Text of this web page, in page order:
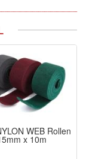
WEB Rollen
x 10m